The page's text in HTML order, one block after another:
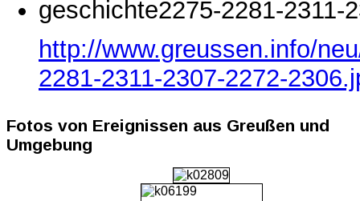
geschichte2275-2281-2311-
http://www.greussen.info/
2281-2311-2307-2272-
Fotos von Ereignissen aus Greußen und
Umgebung